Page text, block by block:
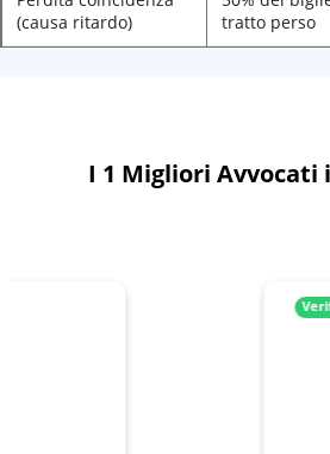
(causa ritardo)
tratto perso
I 1 Migliori Avvocati